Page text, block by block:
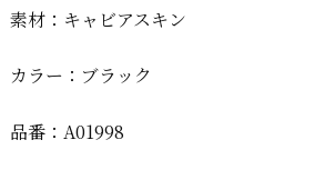
素材：キャビアスキン
カラー：ブラック
品番：A01998